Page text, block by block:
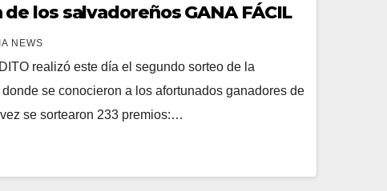
los salvadoreños GANA FÁCIL
NEWS
realizó este día el segundo sorteo de la
se conocieron a los afortunados ganadores de
se sortearon 233 premios:…